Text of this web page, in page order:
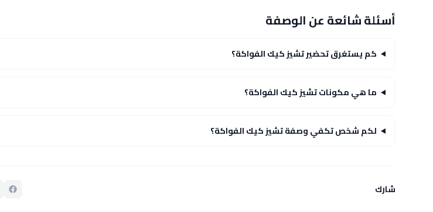
أسئلة شائعة عن الوصفة
كم يستغرق تحضير تشيز كيك الفواكة؟
ما هي مكونات تشيز كيك الفواكة؟
لكم شخص تكفي وصفة تشيز كيك الفواكة؟
شارك